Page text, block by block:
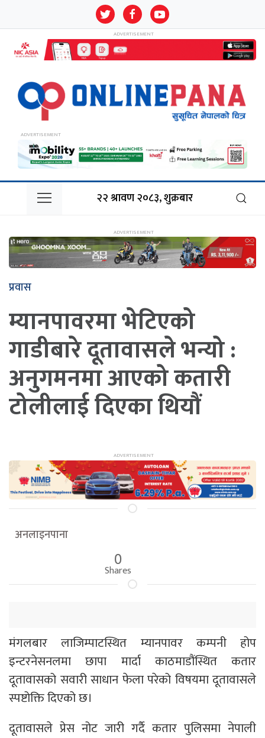
२२ श्रावण २०८३, शुक्रबार
प्रवास
म्यानपावरमा भेटिएको
गाडीबारे दूतावासले भन्यो :
अनुगमनमा आएको कतारी
टोलीलाई दिएका थियौं
अनलाइनपाना
0
Shares
मंगलबार लाजिम्पाटस्थित म्यानपावर कम्पनी होप
इन्टरनेसनलमा छापा मार्दा काठमाडौंस्थित कतार
दूतावासको सवारी साधान फेला परेको विषयमा दूतावासले
स्पष्टोक्ति दिएको छ।
दूतावासले प्रेस नोट जारी गर्दै कतार पुलिसमा नेपाली